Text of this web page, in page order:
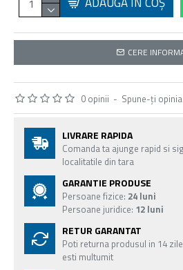
0 opinii - Spune-ţi opinia
CERE
LIVRARE RAPIDA
Comanda ta ajunge rapid si
localitatile din tara
GARANTIE PRODUSE
Persoane fizice: 24 luni
Persoane juridice: 12 luni
RETUR GARANTAT
Poti returna produsul in 14
esti multumit